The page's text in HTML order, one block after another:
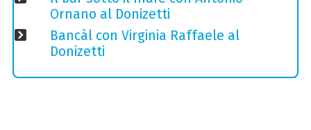
Ornano al Donizetti
Bancàl con Virginia Raffaele al
Donizetti